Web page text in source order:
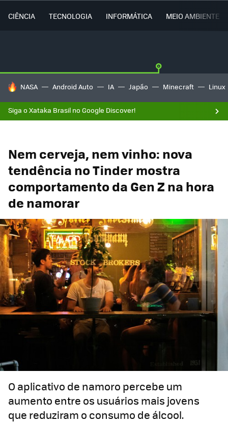
CIÊNCIA TECNOLOGIA INFORMÁTICA MEIO AMBIENTE
TENDÊNCIAS DO DIA
NASA Android Auto IA Japão Minecraft Linux
Siga o Xataka Brasil no Google Discover!
Nem cerveja, nem vinho: nova
tendência no Tinder mostra
comportamento da Gen Z na hora
de namorar
O aplicativo de namoro percebe um
aumento entre os usuários mais jovens
que reduziram o consumo de álcool.